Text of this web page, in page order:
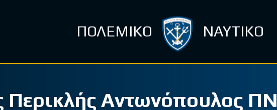
ΠΟΛΕΜΙΚΟ ΝΑΥΤΙΚΟ
Περικλής Αντωνόπουλος ΠΝ